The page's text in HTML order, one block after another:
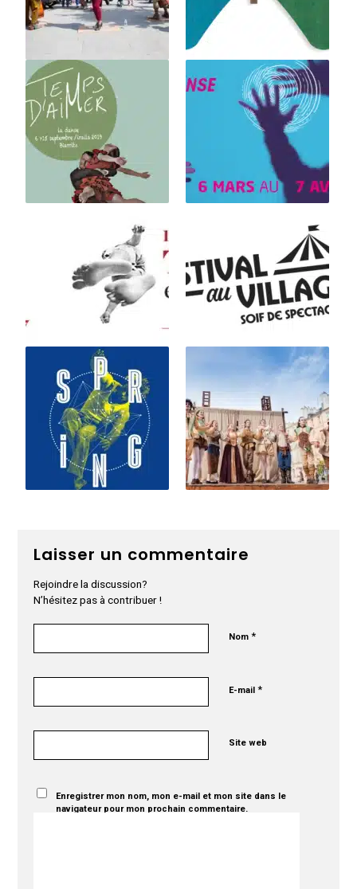
Laisser un commentaire
Rejoindre la discussion?
N’hésitez pas à contribuer !
Nom*
E-mail*
Site web
Enregistrer mon nom, mon e-mail et mon site dans le
navigateur pour mon prochain commentaire.